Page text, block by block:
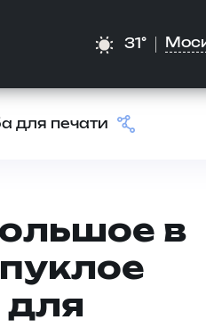
31°
для печати
в
для